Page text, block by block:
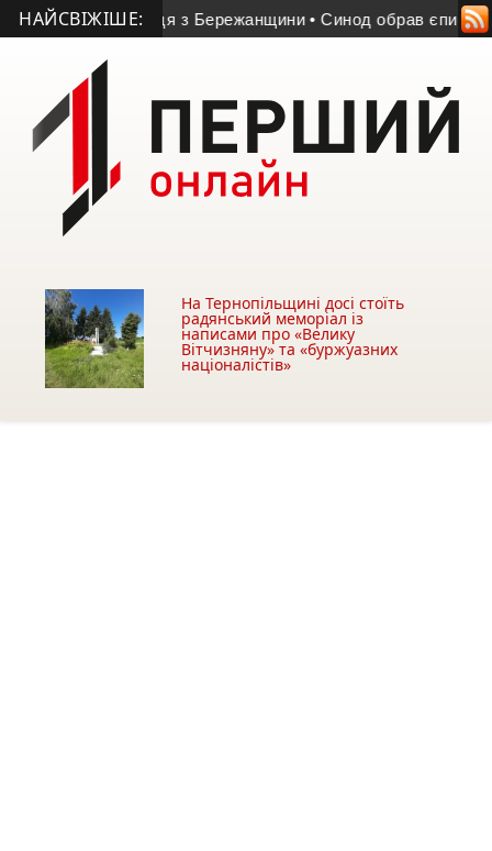
НАЙСВІЖІШЕ:з Бережанщини • Синод обрав єпископа для
На Тернопільщині досі стоїть
радянський меморіал із
написами про «Велику
Вітчизняну» та «буржуазних
націоналістів»